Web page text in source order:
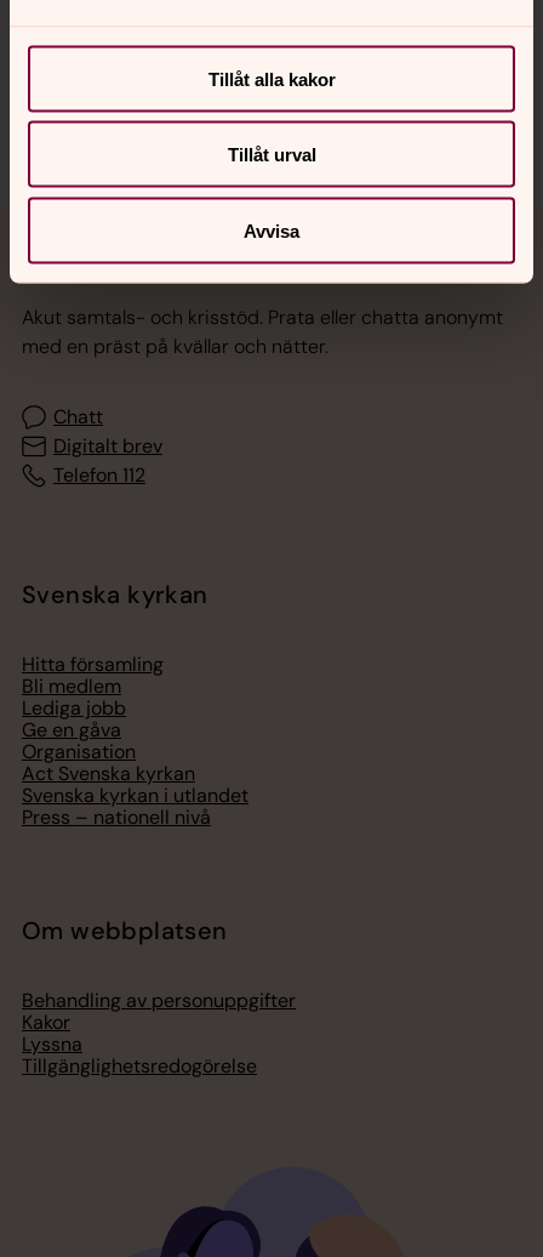
Tillåt alla kakor
Tillåt urval
Avvisa
Jourhavande präst
Akut samtals- och krisstöd. Prata eller chatta anonymt
med en präst på kvällar och nätter.
Chatt
Digitalt brev
Telefon 112
Svenska kyrkan
Hitta församling
Bli medlem
Lediga jobb
Ge en gåva
Organisation
Act Svenska kyrkan
Svenska kyrkan i utlandet
Press – nationell nivå
Om webbplatsen
Behandling av personuppgifter
Kakor
Lyssna
Tillgänglighetsredogörelse